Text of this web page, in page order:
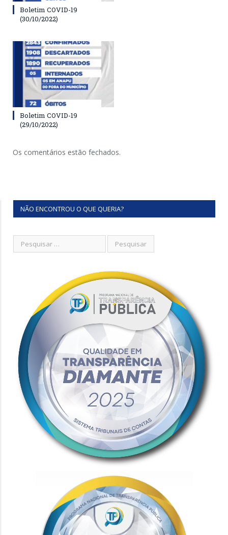
Boletim COVID-19
(30/10/2022)
Boletim COVID-19
(29/10/2022)
Os comentários estão fechados.
NÃO ENCONTROU O QUE QUERIA?